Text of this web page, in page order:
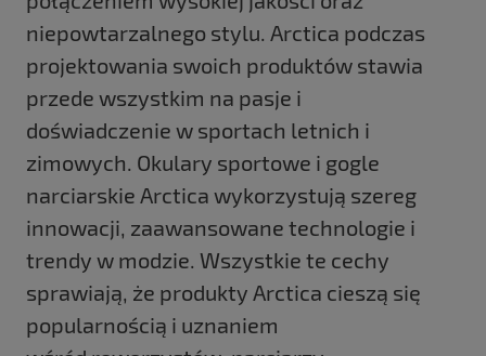
niepowtarzalnego stylu. Arctica podczas
projektowania swoich produktów stawia
przede wszystkim na pasje i
doświadczenie w sportach letnich i
zimowych. Okulary sportowe i gogle
narciarskie Arctica wykorzystują szereg
innowacji, zaawansowane technologie i
trendy w modzie. Wszystkie te cechy
sprawiają, że produkty Arctica cieszą się
popularnością i uznaniem